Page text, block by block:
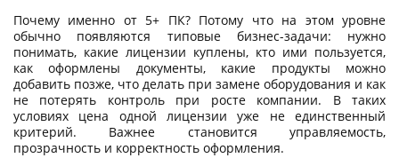
Почему именно от 5+ ПК? Потому что на этом уровне
обычно появляются типовые бизнес-задачи: нужно
понимать, какие лицензии куплены, кто ими пользуется,
как оформлены документы, какие продукты можно
добавить позже, что делать при замене оборудования и как
не потерять контроль при росте компании. В таких
условиях цена одной лицензии уже не единственный
критерий. Важнее становится управляемость,
прозрачность и корректность оформления.